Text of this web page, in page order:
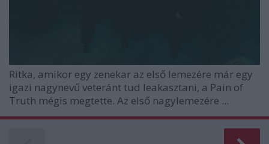
Ritka, amikor egy zenekar az első lemezére már egy
igazi nagynevű veteránt tud leakasztani, a Pain of
Truth mégis megtette. Az első nagylemezére ...